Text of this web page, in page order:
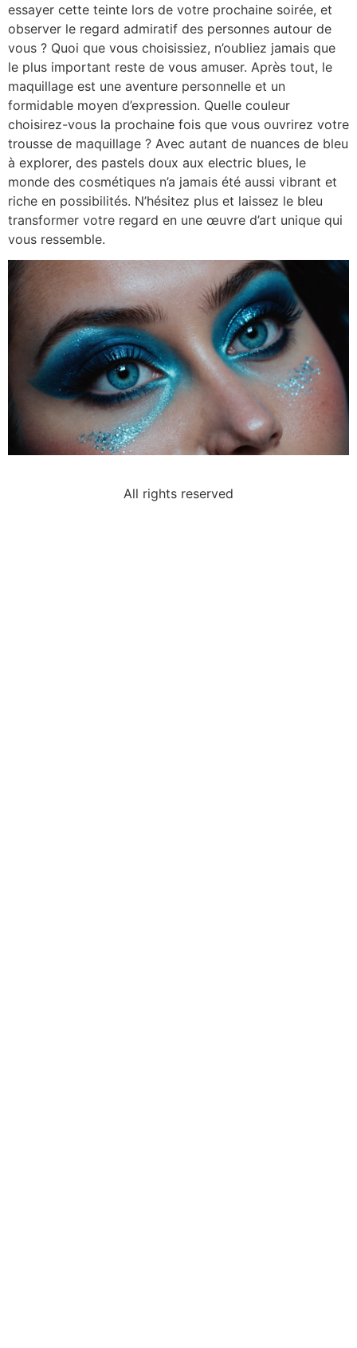
essayer cette teinte lors de votre prochaine soirée, et
observer le regard admiratif des personnes autour de
vous ? Quoi que vous choisissiez, n’oubliez jamais que
le plus important reste de vous amuser. Après tout, le
maquillage est une aventure personnelle et un
formidable moyen d’expression. Quelle couleur
choisirez-vous la prochaine fois que vous ouvrirez votre
trousse de maquillage ? Avec autant de nuances de bleu
à explorer, des pastels doux aux electric blues, le
monde des cosmétiques n’a jamais été aussi vibrant et
riche en possibilités. N’hésitez plus et laissez le bleu
transformer votre regard en une œuvre d’art unique qui
vous ressemble.
All rights reserved